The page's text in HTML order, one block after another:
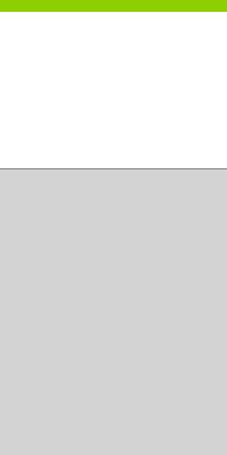
Direkt zum Inhalt